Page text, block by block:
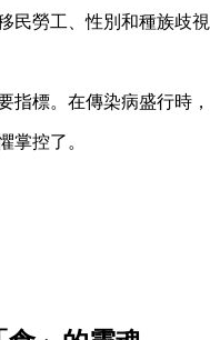
民勞工、性別和種族歧視
指標。在傳染病盛行時，
掌控了。